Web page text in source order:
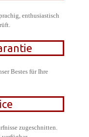
enthusiastisch
Bestes für Ihre
zugeschnitten.